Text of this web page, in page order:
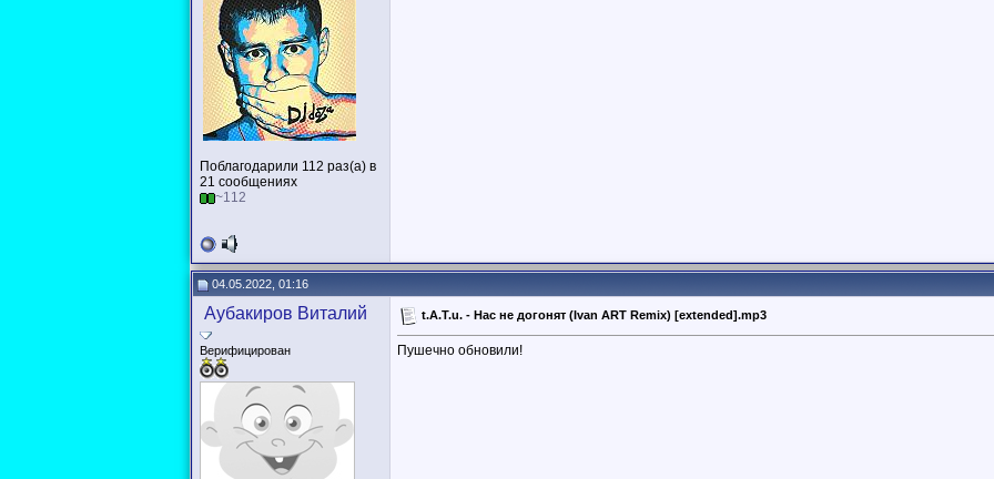
Поблагодарили 112 раз(а) в
21 сообщениях
~112
04.05.2022, 01:16
Аубакиров Виталий
Верифицирован
t.A.T.u. - Нас не догонят (Ivan ART Remix) [extended].mp3
Пушечно обновили!